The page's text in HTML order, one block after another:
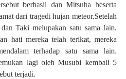
berhasil dan Mitsuha beserta
dari tragedi hujan meteor.Setelah
Taki melupakan satu sama lain,
hati mereka telah terikat, mereka
terhadap satu sama lain.
lagi oleh Musubi kembali 5
terjadi.